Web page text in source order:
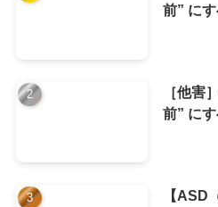
前” にす
［他害
前” にす
【ASD